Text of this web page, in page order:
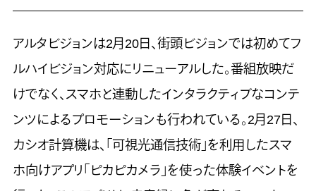
アルタビジョンは2月20日、街頭ビジョンでは初めてフ
ルハイビジョン対応にリニューアルした。番組放映だ
けでなく、スマホと連動したインタラクティブなコンテ
ンツによるプロモーションも行われている。2月27日、
カシオ計算機は、「可視光通信技術」を利用したスマ
ホ向けアプリ「ピカピカメラ」を使った体験イベントを